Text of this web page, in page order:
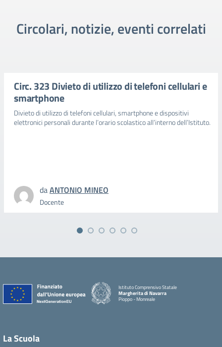
Circolari, notizie, eventi correlati
Circ. 323 Divieto di utilizzo di telefoni cellulari e
smartphone
Divieto di utilizzo di telefoni cellulari, smartphone e dispositivi
elettronici personali durante l’orario scolastico all’interno dell’Istituto.
daANTONIO MINEO
Docente
Istituto Comprensivo Statale
Margherita di Navarra
Pioppo - Monreale
La Scuola